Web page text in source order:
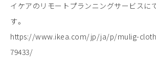
イケアのリモートプランニングサービスに
す。
https://www.ikea.com/jp/ja/p/mulig-
79433/